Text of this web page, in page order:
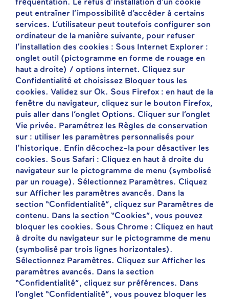
fréquentation. Le refus d’installation d’un cookie
peut entraîner l’impossibilité d’accéder à certains
services. L’utilisateur peut toutefois configurer son
ordinateur de la manière suivante, pour refuser
l’installation des cookies : Sous Internet Explorer :
onglet outil (pictogramme en forme de rouage en
haut a droite) / options internet. Cliquez sur
Confidentialité et choisissez Bloquer tous les
cookies. Validez sur Ok. Sous Firefox : en haut de la
fenêtre du navigateur, cliquez sur le bouton Firefox,
puis aller dans l’onglet Options. Cliquer sur l’onglet
Vie privée. Paramétrez les Règles de conservation
sur : utiliser les paramètres personnalisés pour
l’historique. Enfin décochez-la pour désactiver les
cookies. Sous Safari : Cliquez en haut à droite du
navigateur sur le pictogramme de menu (symbolisé
par un rouage). Sélectionnez Paramètres. Cliquez
sur Afficher les paramètres avancés. Dans la
section “Confidentialité”, cliquez sur Paramètres de
contenu. Dans la section “Cookies”, vous pouvez
bloquer les cookies. Sous Chrome : Cliquez en haut
à droite du navigateur sur le pictogramme de menu
(symbolisé par trois lignes horizontales).
Sélectionnez Paramètres. Cliquez sur Afficher les
paramètres avancés. Dans la section
“Confidentialité”, cliquez sur préférences. Dans
l’onglet “Confidentialité”, vous pouvez bloquer les